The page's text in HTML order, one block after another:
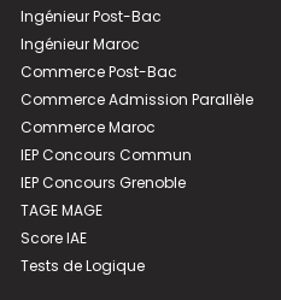
Ingénieur Post-Bac
Ingénieur Maroc
Commerce Post-Bac
Commerce Admission Parallèle
Commerce Maroc
IEP Concours Commun
IEP Concours Grenoble
TAGE MAGE
Score IAE
Tests de Logique